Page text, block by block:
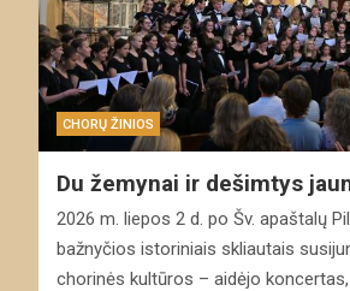
CHORŲ ŽINIOS
Du žemynai ir dešimtys
2026 m. liepos 2 d. po Šv. apaštalų
bažnyčios istoriniais skliautais
chorinės kultūros – aidėjo